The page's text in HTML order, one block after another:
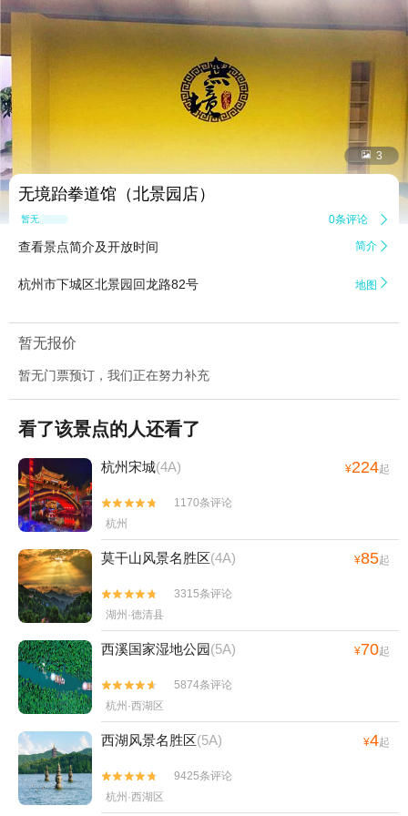
 3
无境跆拳道馆（北景园店）
暂无点评 0条评论 
查看景点简介及开放时间 简介 
杭州市下城区北景园回龙路82号 地图 
暂无报价
暂无门票预订，我们正在努力补充
看了该景点的人还看了
杭州宋城(4A) ¥224起


1170条评论
杭州
莫干山风景名胜区(4A) ¥85起


3315条评论
湖州·德清县
西溪国家湿地公园(5A) ¥70起


5874条评论
杭州·西湖区
西湖风景名胜区(5A) ¥4起


9425条评论
杭州·西湖区